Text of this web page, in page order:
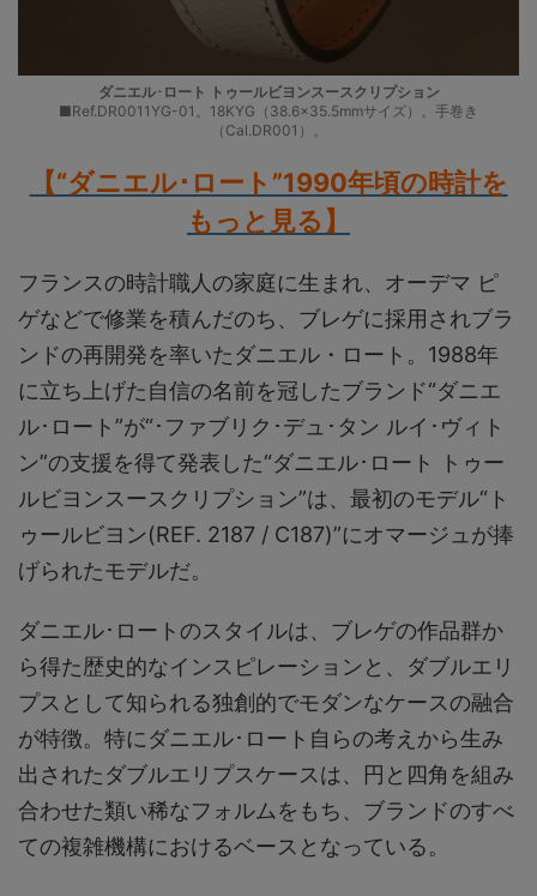
ダニエル･ロート トゥールビヨンスースクリプション
■Ref.DR0011YG-01。18KYG（38.6×35.5mmサイズ）。手巻き
（Cal.DR001）。
【“ダニエル･ロート”1990年頃の時計を
もっと見る】
フランスの時計職人の家庭に生まれ、オーデマ ピ
ゲなどで修業を積んだのち、ブレゲに採用されブラ
ンドの再開発を率いたダニエル・ロート。1988年
に立ち上げた自信の名前を冠したブランド“ダニエ
ル･ロート”が“･ファブリク･デュ･タン ルイ･ヴィト
ン”の支援を得て発表した“ダニエル･ロート トゥー
ルビヨンスースクリプション”は、最初のモデル“ト
ゥールビヨン(REF. 2187 / C187)”にオマージュが捧
げられたモデルだ。
ダニエル･ロートのスタイルは、ブレゲの作品群か
ら得た歴史的なインスピレーションと、ダブルエリ
プスとして知られる独創的でモダンなケースの融合
が特徴。特にダニエル･ロート自らの考えから生み
出されたダブルエリプスケースは、円と四角を組み
合わせた類い稀なフォルムをもち、ブランドのすべ
ての複雑機構におけるベースとなっている。